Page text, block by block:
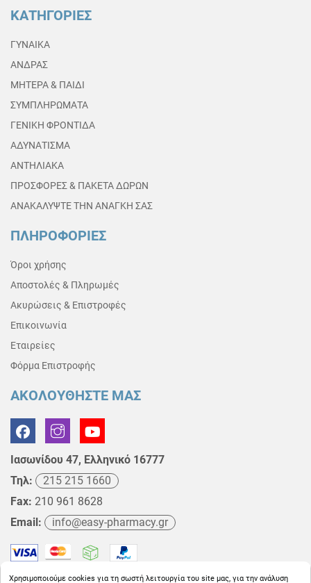
ΚΑΤΗΓΟΡΙΕΣ
ΓΥΝΑΙΚΑ
ΑΝΔΡΑΣ
ΜΗΤΕΡΑ & ΠΑΙΔΙ
ΣΥΜΠΛΗΡΩΜΑΤΑ
ΓΕΝΙΚΗ ΦΡΟΝΤΙΔΑ
ΑΔΥΝΑΤΙΣΜΑ
ΑΝΤΗΛΙΑΚΑ
ΠΡΟΣΦΟΡΕΣ & ΠΑΚΕΤΑ ΔΩΡΩΝ
ΑΝΑΚΑΛΥΨΤΕ ΤΗΝ ΑΝΑΓΚΗ ΣΑΣ
ΠΛΗΡΟΦΟΡΙΕΣ
Όροι χρήσης
Αποστολές & Πληρωμές
Ακυρώσεις & Επιστροφές
Επικοινωνία
Εταιρείες
Φόρμα Επιστροφής
ΑΚΟΛΟΥΘΗΣΤΕ ΜΑΣ
Ιασωνίδου 47, Ελληνικό 16777
Τηλ:
215 215 1660
Fax: 210 961 8628
Email:
info@easy-pharmacy.gr
Χρησιμοποιούμε cookies για τη σωστή λειτουργία του site μας, για την ανάλυση